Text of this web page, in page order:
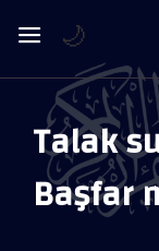
Talak
Başfar
🌙